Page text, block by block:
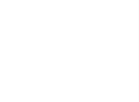
sont des
recueillons
vous interagissez